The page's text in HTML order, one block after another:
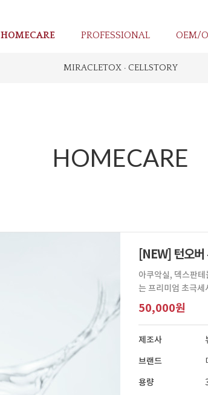
HOMECARE PROFESSIONAL OEM/
MIRACLETOX · CELLSTORY
HOMECARE
[NEW] 턴오
아쿠악실, 덱스판
는 프리미엄 초극세
50,000원
제조사
브랜드
용량